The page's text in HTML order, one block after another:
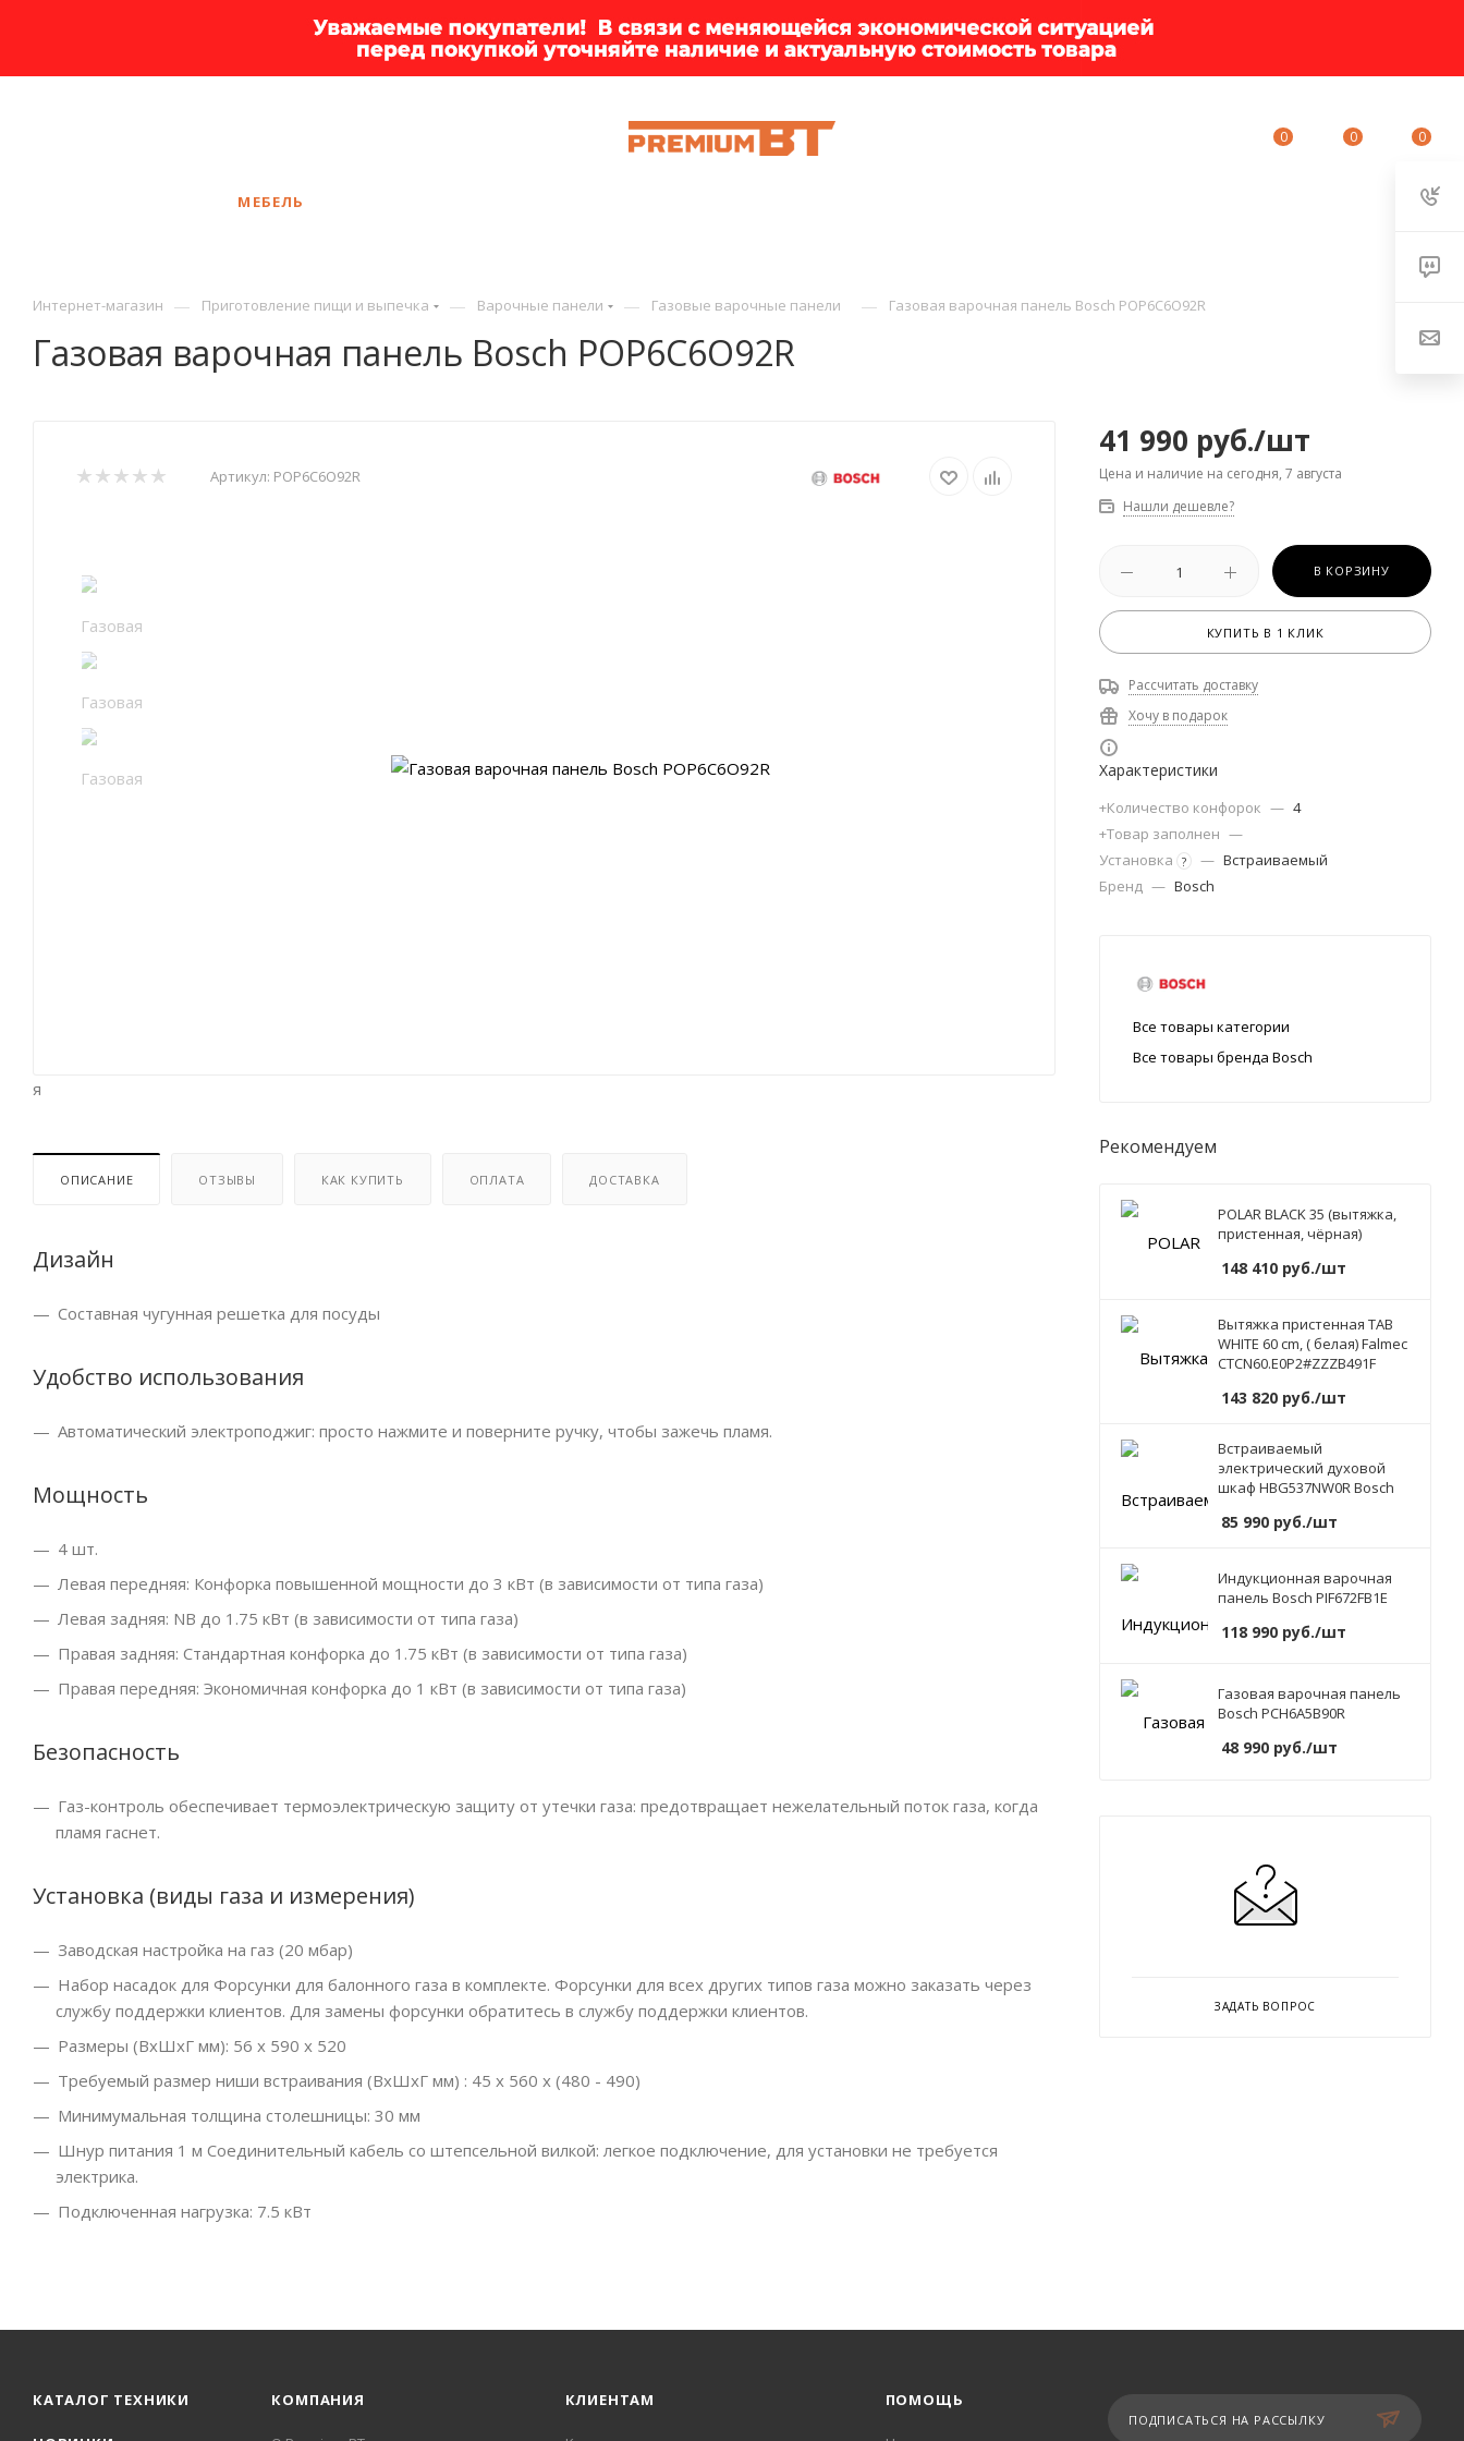
0 0 0
МЕБЕЛЬ
Интернет-магазин — Приготовление пищи и выпечка — Варочные панели — Газовые варочные панели — Газовая варочная панель Bosch POP6C6O92R
Газовая варочная панель Bosch POP6C6O92R
Артикул: POP6C6O92R
я
ОПИСАНИЕ ОТЗЫВЫ КАК КУПИТЬ ОПЛАТА ДОСТАВКА
Дизайн
Составная чугунная решетка для посуды
Удобство использования
Автоматический электроподжиг: просто нажмите и поверните ручку, чтобы зажечь пламя.
Мощность
4 шт.
Левая передняя: Конфорка повышенной мощности до 3 кВт (в зависимости от типа газа)
Левая задняя: NB до 1.75 кВт (в зависимости от типа газа)
Правая задняя: Стандартная конфорка до 1.75 кВт (в зависимости от типа газа)
Правая передняя: Экономичная конфорка до 1 кВт (в зависимости от типа газа)
Безопасность
Газ-контроль обеспечивает термоэлектрическую защиту от утечки газа: предотвращает нежелательный поток газа, когда
пламя гаснет.
Установка (виды газа и измерения)
Заводская настройка на газ (20 мбар)
Набор насадок для Форсунки для балонного газа в комплекте. Форсунки для всех других типов газа можно заказать через
службу поддержки клиентов. Для замены форсунки обратитесь в службу поддержки клиентов.
Размеры (ВхШхГ мм): 56 x 590 x 520
Требуемый размер ниши встраивания (ВхШхГ мм) : 45 x 560 x (480 - 490)
Минимумальная толщина столешницы: 30 мм
Шнур питания 1 м Соединительный кабель со штепсельной вилкой: легкое подключение, для установки не требуется
электрика.
Подключенная нагрузка: 7.5 кВт
41 990 руб./шт
Цена и наличие на сегодня, 7 августа
Нашли дешевле?
В КОРЗИНУ
КУПИТЬ В 1 КЛИК
Рассчитать доставку
Хочу в подарок
Характеристики
+Количество конфорок — 4
+Товар заполнен —
Установка ? — Встраиваемый
Бренд — Bosch
Все товары категории
Все товары бренда Bosch
Рекомендуем
POLAR BLACK 35 (вытяжка,
пристенная, чёрная)
148 410 руб./шт
Вытяжка пристенная TAB
WHITE 60 cm, ( белая) Falmec
CTCN60.E0P2#ZZZB491F
143 820 руб./шт
Встраиваемый
электрический духовой
шкаф HBG537NW0R Bosch
85 990 руб./шт
Индукционная варочная
панель Bosch PIF672FB1E
118 990 руб./шт
Газовая варочная панель
Bosch PCH6A5B90R
48 990 руб./шт
ЗАДАТЬ ВОПРОС
КАТАЛОГ ТЕХНИКИ КОМПАНИЯ КЛИЕНТАМ ПОМОЩЬ
ПОДПИСАТЬСЯ НА РАССЫЛКУ